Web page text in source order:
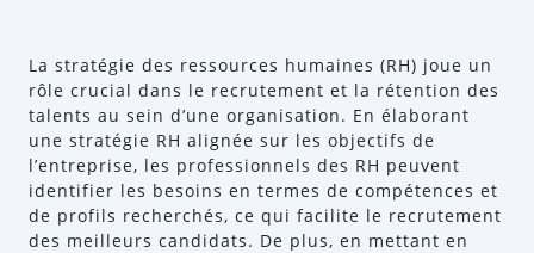
La stratégie des ressources humaines (RH) joue un
rôle crucial dans le recrutement et la rétention des
talents au sein d’une organisation. En élaborant
une stratégie RH alignée sur les objectifs de
l’entreprise, les professionnels des RH peuvent
identifier les besoins en termes de compétences et
de profils recherchés, ce qui facilite le recrutement
des meilleurs candidats. De plus, en mettant en